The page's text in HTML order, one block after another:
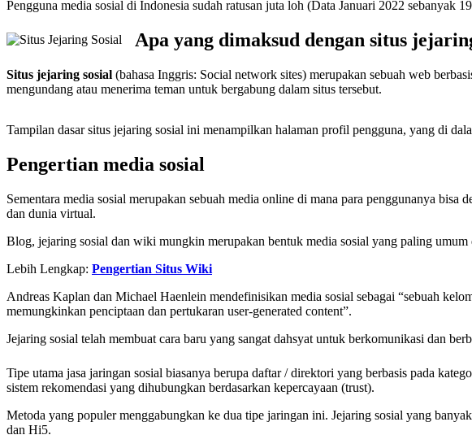
Pengguna media sosial di Indonesia sudah ratusan juta loh (Data Januari 2022
Apa yang dimaksud dengan situs
Situs jejaring sosial (bahasa Inggris: Social network sites) merupakan sebuah web
mengundang atau menerima teman untuk bergabung dalam situs tersebut.
Tampilan dasar situs jejaring sosial ini menampilkan halaman profil pengguna, yang di
Pengertian media sosial
Sementara media sosial merupakan sebuah media online di mana para penggunanya
dan dunia virtual.
Blog, jejaring sosial dan wiki mungkin merupakan bentuk media sosial yang paling
Lebih Lengkap: Pengertian Situs Wiki
Andreas Kaplan dan Michael Haenlein mendefinisikan media sosial sebagai “sebuah
memungkinkan penciptaan dan pertukaran user-generated content”.
Jejaring sosial telah membuat cara baru yang sangat dahsyat untuk berkomunikasi dan
Tipe utama jasa jaringan sosial biasanya berupa daftar / direktori yang berbasis pada
sistem rekomendasi yang dihubungkan berdasarkan kepercayaan (trust).
Metoda yang populer menggabungkan ke dua tipe jaringan ini. Jejaring sosial yang
dan Hi5.